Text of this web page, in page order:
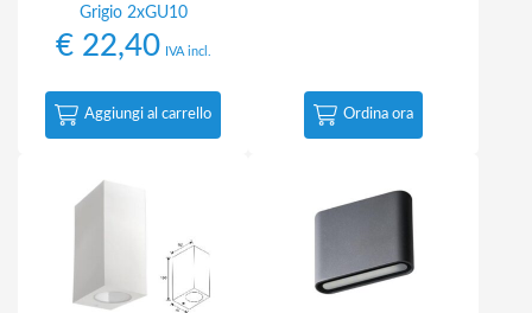
Grigio 2xGU10
€22,40 IVA incl.
Aggiungi al carrello Ordina ora